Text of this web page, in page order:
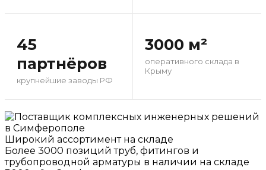
45
партнёров
крупнейшие заводы РФ
3000 м²
оперативного склада в
Крыму
Широкий ассортимент на складе
Более 3000 позиций труб, фитингов и
трубопроводной арматуры в наличии на складе